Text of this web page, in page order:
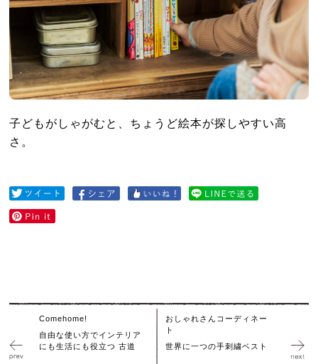
子どもがしゃがむと、ちょうど絵本が探しやすい高
さ。
Comehome!
自由な使い方でインテリア
にも生活にも役立つ 古道
おしゃれさんコーディネー
ト
世界に一つの手刺繍ベスト